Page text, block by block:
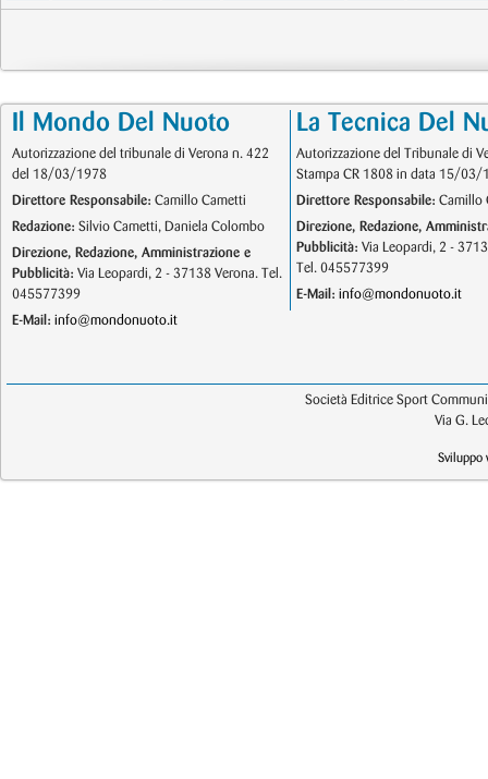
Il Mondo Del Nuoto
Autorizzazione del tribunale di Verona n. 422
del 18/03/1978
Direttore Responsabile: Camillo Cametti
Redazione: Silvio Cametti, Daniela Colombo
Direzione, Redazione, Amministrazione e
Pubblicità: Via Leopardi, 2 - 37138 Verona. Tel.
045577399
E-Mail: info@mondonuoto.it
La Tecnica Del
Autorizzazione del Tribunale di
Stampa CR 1808 in data 15/03/
Direttore Responsabile: Camillo
Direzione, Redazione,
Pubblicità: Via Leopardi, 2 -
Tel. 045577399
E-Mail: info@mondonuoto.it
Società Editrice Sport
Via G.
Sviluppo